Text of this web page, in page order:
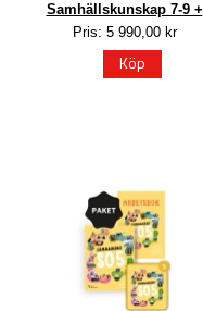
Samhällskunskap 7-9 +
Digitalt lärarpaket
Pris: 5 990,00 kr
Köp